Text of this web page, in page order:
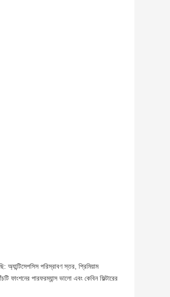
পরিস্রাবণ স্তর, প্রিমিয়াম
ফাংশনের পারফরম্যান্স ভালো এবং কেবিন ফিল্টারের